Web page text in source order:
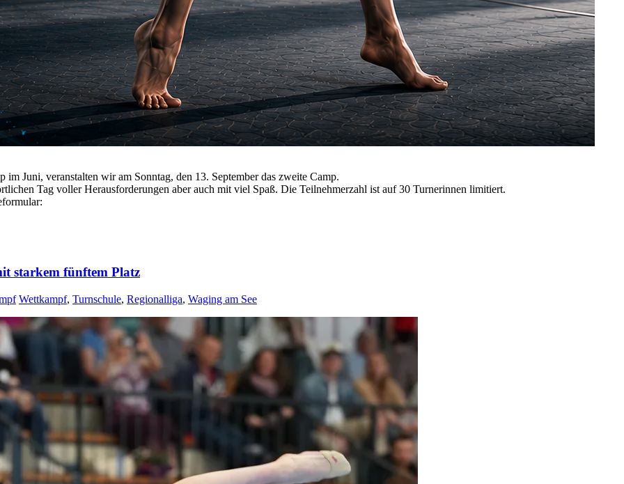
Juni, veranstalten wir am Sonntag, den 13. September das zweite Camp.
Tag voller Herausforderungen aber auch mit viel Spaß. Die Teilnehmerzahl ist auf 30 Turnerinnen limitiert.
starkem fünftem Platz
Wettkampf, Turnschule, Regionalliga, Waging am See